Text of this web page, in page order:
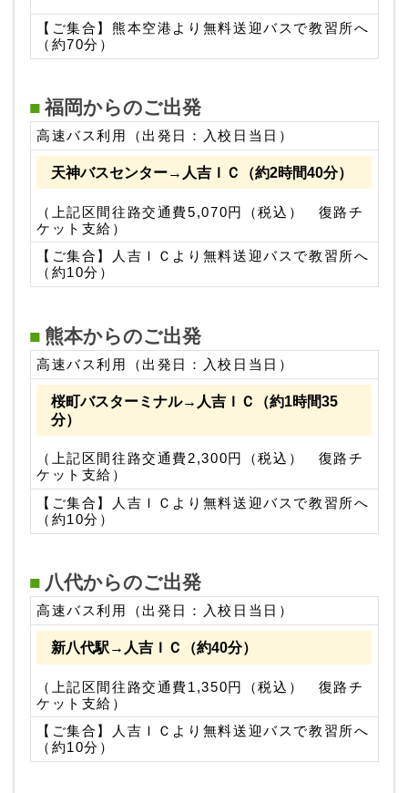
【ご集合】熊本空港より無料送迎バスで教習所へ
（約70分）
福岡からのご出発
高速バス利用（出発日：入校日当日）
天神バスセンター→人吉ＩＣ（約2時間40分）
（上記区間往路交通費5,070円（税込） 復路チ
ケット支給）
【ご集合】人吉ＩＣより無料送迎バスで教習所へ
（約10分）
熊本からのご出発
高速バス利用（出発日：入校日当日）
桜町バスターミナル→人吉ＩＣ（約1時間35
分）
（上記区間往路交通費2,300円（税込） 復路チ
ケット支給）
【ご集合】人吉ＩＣより無料送迎バスで教習所へ
（約10分）
八代からのご出発
高速バス利用（出発日：入校日当日）
新八代駅→人吉ＩＣ（約40分）
（上記区間往路交通費1,350円（税込） 復路チ
ケット支給）
【ご集合】人吉ＩＣより無料送迎バスで教習所へ
（約10分）